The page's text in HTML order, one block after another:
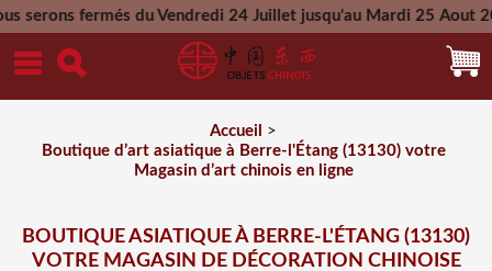
du Vendredi 24 Juillet jusqu'au Mardi 25 Aout 2026 -
Mercredi 26 Aout 2026
Accueil
>
Boutique d’art asiatique à Berre-l'Étang (13130) votre
Magasin d’art chinois en ligne
BOUTIQUE ASIATIQUE À BERRE-L'ÉTANG (13130)
VOTRE MAGASIN DE DÉCORATION CHINOISE